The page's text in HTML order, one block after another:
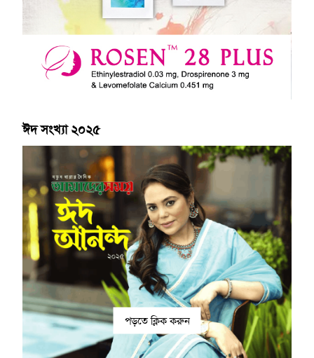
ঈদ সংখ্যা ২০২৫
পড়তে ক্লিক করুন